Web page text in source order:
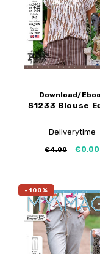
Download/
S1233 Blouse
Deliverytime
€4,00 €0,00
-100%